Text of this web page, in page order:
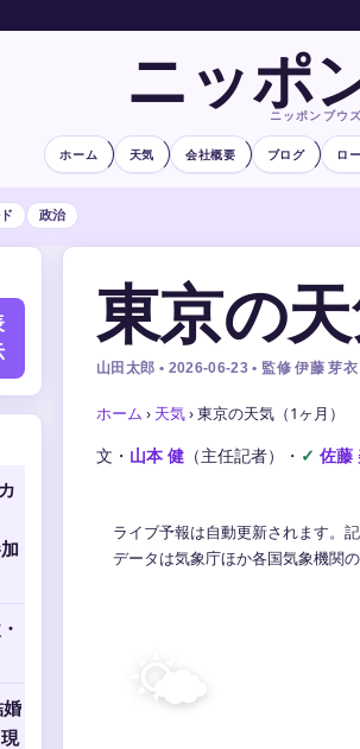
ニッポ
ニッポンブウ
ホーム 天気 会社概要 ブログ ロ
政治
東京の天
山田太郎 • 2026-06-23 • 監修 伊藤 芽衣
ホーム › 天気›東京の天気（1ヶ月）
文・ 山本 健 （主任記者） ・ 佐藤
ライブ予報は自動更新されます。
データは気象庁ほか各国気象機関
🌤️
婚